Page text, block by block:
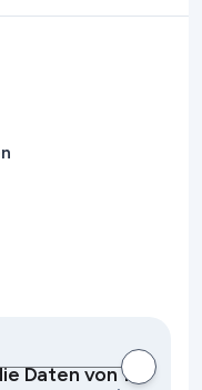
Daten von 10